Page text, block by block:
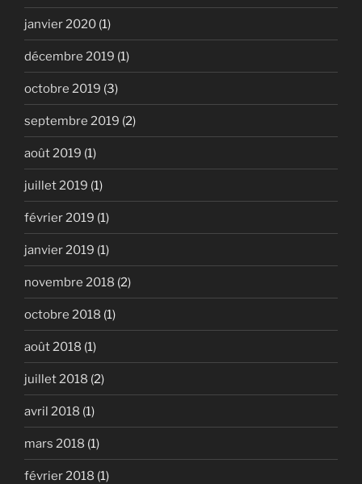
janvier 2020 (1)
décembre 2019 (1)
octobre 2019 (3)
septembre 2019 (2)
août 2019 (1)
juillet 2019 (1)
février 2019 (1)
janvier 2019 (1)
novembre 2018 (2)
octobre 2018 (1)
août 2018 (1)
juillet 2018 (2)
avril 2018 (1)
mars 2018 (1)
février 2018 (1)